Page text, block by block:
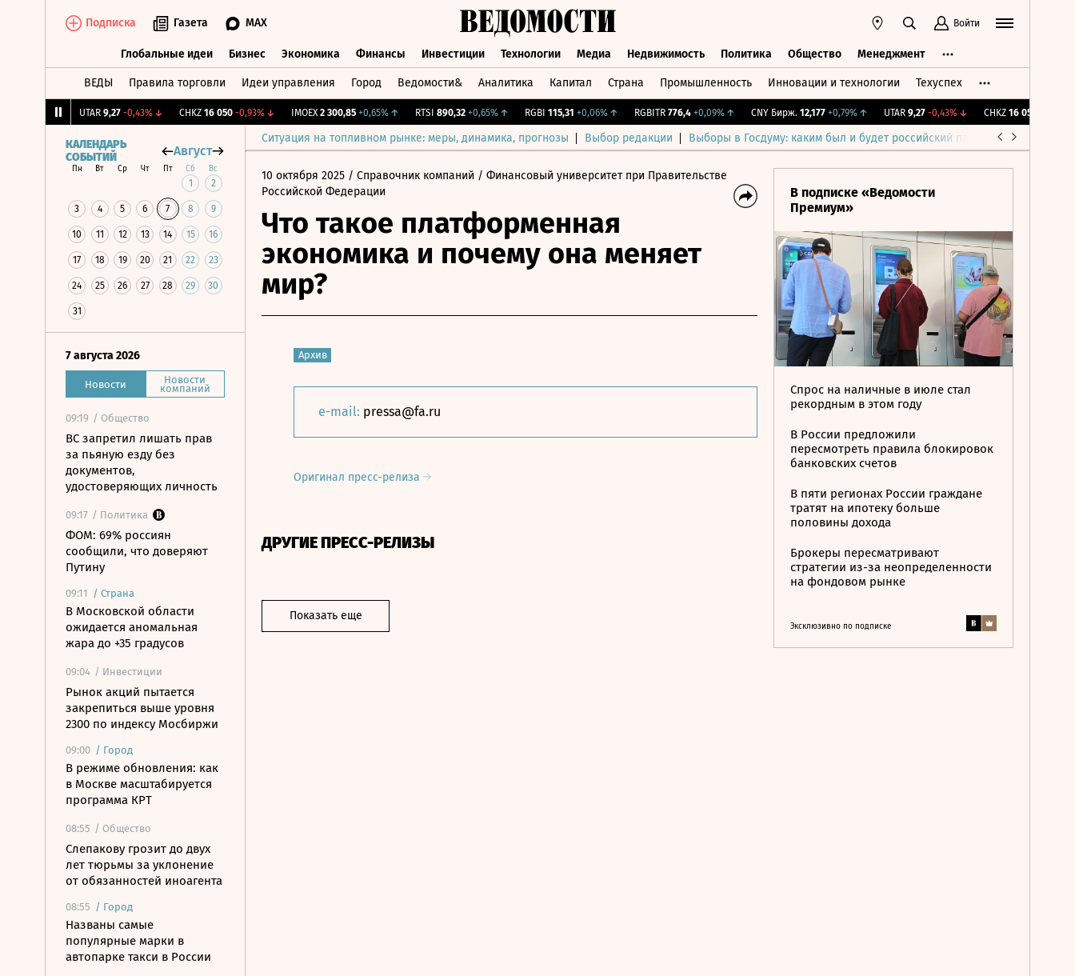
Подписка Газета MAX Войти
Глобальные идеи Бизнес Экономика Финансы Инвестиции Технологии Медиа Недвижимость Политика Общество Менеджмент
ВЕДЫ Правила торговли Идеи управления Город Ведомости& Аналитика Капитал Страна Промышленность Инновации и технологии Техуспех
UTAR 9,27 -0,43%↓ CHKZ 16 050 -0,93%↓ IMOEX 2 300,85 +0,65%↑ RTSI 890,32 +0,65%↑ RGBI 115,31 +0,06%↑ RGBITR 776,4 +0,09%↑ CNY Бирж. 12,177 +0,79%↑ UTAR 9,27 -0,43%↓ CHKZ 16 050 -0,93%
Ситуация на топливном рынке: меры, динамика, прогнозы Выбор редакции Выборы в Госдуму: каким был и будет российский парламент
КАЛЕНДАРЬ
СОБЫТИЙ
Август
Пн Вт Ср Чт Пт Сб Вс
1 2
3 4 5 6 7 8 9
10 11 12 13 14 15 16
17 18 19 20 21 22 23
24 25 26 27 28 29 30
31
7 августа 2026
Новости Новости
компаний
09:19 / Общество
ВС запретил лишать прав
за пьяную езду без
документов,
удостоверяющих личность
09:17 / Политика
ФОМ: 69% россиян
сообщили, что доверяют
Путину
09:11 / Страна
В Московской области
ожидается аномальная
жара до +35 градусов
09:04 / Инвестиции
Рынок акций пытается
закрепиться выше уровня
2300 по индексу Мосбиржи
09:00 / Город
В режиме обновления: как
в Москве масштабируется
программа КРТ
08:55 / Общество
Слепакову грозит до двух
лет тюрьмы за уклонение
от обязанностей иноагента
08:55 / Город
Названы самые
популярные марки в
автопарке такси в России
10 октября 2025 / Справочник компаний / Финансовый университет при Правительстве
Российской Федерации
Что такое платформенная
экономика и почему она меняет
мир?
Архив
e-mail: pressa@fa.ru
Оригинал пресс-релиза
ДРУГИЕ ПРЕСС-РЕЛИЗЫ
Показать еще
В подписке «Ведомости
Премиум»
Спрос на наличные в июле стал
рекордным в этом году
В России предложили
пересмотреть правила блокировок
банковских счетов
В пяти регионах России граждане
тратят на ипотеку больше
половины дохода
Брокеры пересматривают
стратегии из-за неопределенности
на фондовом рынке
Эксклюзивно по подписке